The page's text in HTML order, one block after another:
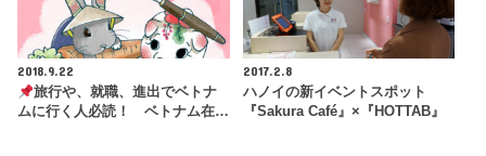
2018.9.22
旅行や、就職、進出でベトナ
ムに行く人必読！ ベトナム在…
2017.2.8
ハノイの新イベントスポット
『Sakura Café』×『HOTTAB』